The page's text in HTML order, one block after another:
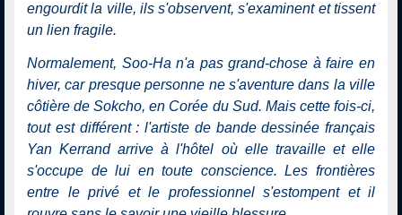
engourdit la ville, ils s'observent, s'examinent et tissent
un lien fragile.
Normalement, Soo-Ha n'a pas grand-chose à faire en
hiver, car presque personne ne s'aventure dans la ville
côtière de Sokcho, en Corée du Sud. Mais cette fois-ci,
tout est différent : l'artiste de bande dessinée français
Yan Kerrand arrive à l'hôtel où elle travaille et elle
s'occupe de lui en toute conscience. Les frontières
entre le privé et le professionnel s'estompent et il